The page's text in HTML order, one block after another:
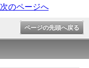
次のページへ
ページの先頭へ戻る